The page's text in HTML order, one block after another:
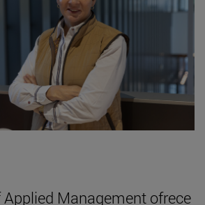
Applied Management ofrece